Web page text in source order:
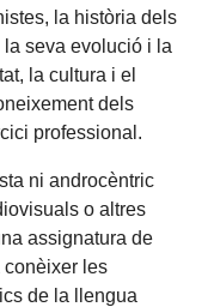
la història dels
seva evolució i la
la cultura i el
dels
professional.
ni androcèntric
o altres
assignatura de
conèixer les
de la llengua